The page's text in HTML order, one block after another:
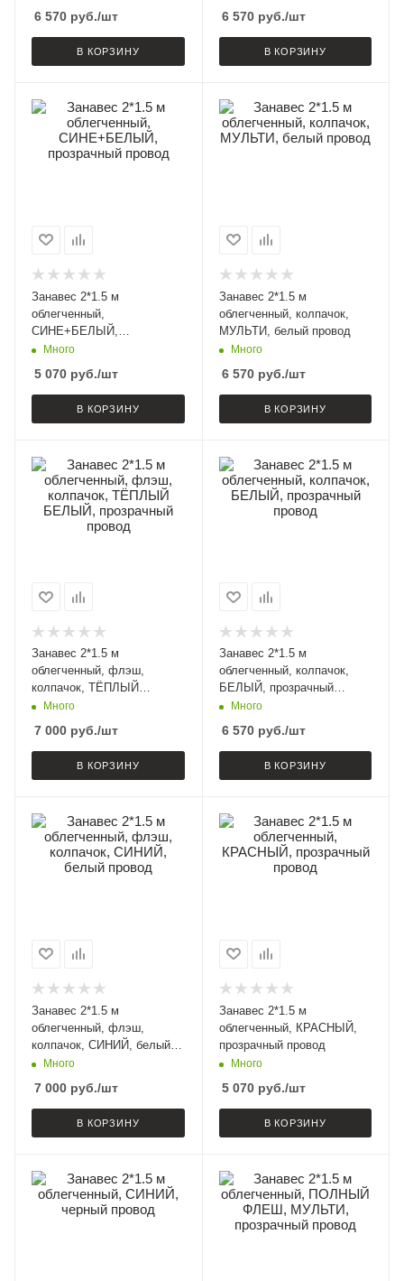
6 570 руб./шт
В КОРЗИНУ
6 570руб./шт
В КОРЗИНУ
Занавес 2*1.5 м
облегченный,
СИНЕ+БЕЛЫЙ,
прозрачный провод
Много
5 070 руб./шт
В КОРЗИНУ
Занавес 2*1.5 м
облегченный, колпачок,
МУЛЬТИ, белый провод
Много
6 570руб./шт
В КОРЗИНУ
Занавес 2*1.5 м
облегченный, флэш,
колпачок, ТЁПЛЫЙ
БЕЛЫЙ, прозрачный
Много
7 000 руб./шт
В КОРЗИНУ
Занавес 2*1.5 м
облегченный, колпачок,
БЕЛЫЙ, прозрачный
провод
Много
6 570руб./шт
В КОРЗИНУ
Занавес 2*1.5 м
облегченный, флэш,
колпачок, СИНИЙ, белый
провод
Много
7 000 руб./шт
В КОРЗИНУ
Занавес 2*1.5 м
облегченный, КРАСНЫЙ,
прозрачный провод
Много
5 070руб./шт
В КОРЗИНУ